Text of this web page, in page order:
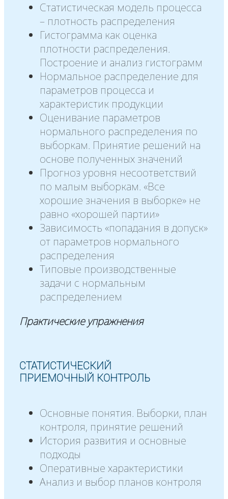
Статистическая модель процесса
– плотность распределения
Гистограмма как оценка
плотности распределения.
Построение и анализ гистограмм
Нормальное распределение для
параметров процесса и
характеристик продукции
Оценивание параметров
нормального распределения по
выборкам. Принятие решений на
основе полученных значений
Прогноз уровня несоответствий
по малым выборкам. «Все
хорошие значения в выборке» не
равно «хорошей партии»
Зависимость «попадания в допуск»
от параметров нормального
распределения
Типовые производственные
задачи с нормальным
распределением
Практические упражнения
СТАТИСТИЧЕСКИЙ
ПРИЕМОЧНЫЙ КОНТРОЛЬ
Основные понятия. Выборки, план
контроля, принятие решений
История развития и основные
подходы
Оперативные характеристики
Анализ и выбор планов контроля